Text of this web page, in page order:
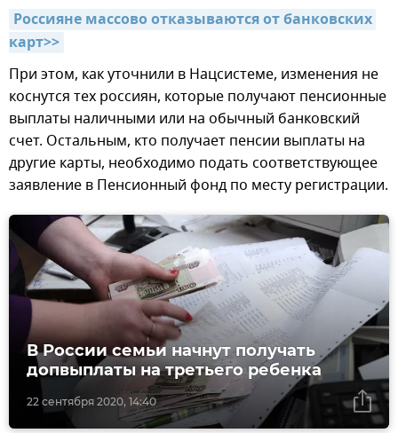
Россияне массово отказываются от банковских
карт>>
При этом, как уточнили в Нацсистеме, изменения не
коснутся тех россиян, которые получают пенсионные
выплаты наличными или на обычный банковский
счет. Остальным, кто получает пенсии выплаты на
другие карты, необходимо подать соответствующее
заявление в Пенсионный фонд по месту регистрации.
22 сентября 2020, 14:40
В России семьи начнут получать
допвыплаты на третьего ребенка